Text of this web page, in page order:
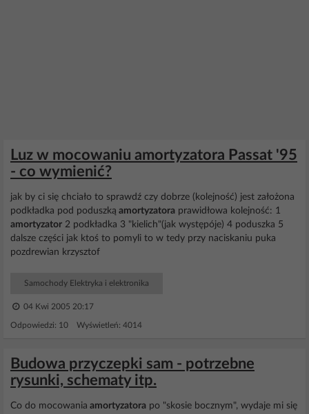
Luz w mocowaniu amortyzatora Passat '95
- co wymienić?
jak by ci się chciało to sprawdź czy dobrze (kolejność) jest założona
podkładka pod poduszką amortyzatora prawidłowa kolejność: 1
amortyzator 2 podkładka 3 "kielich"(jak występóje) 4 poduszka 5
dalsze części jak ktoś to pomyli to w tedy przy naciskaniu puka
pozdrewian krzysztof
Samochody Elektryka i elektronika
04 Kwi 2005 20:17
Odpowiedzi: 10 Wyświetleń: 4014
Budowa przyczepki sam - potrzebne
rysunki, schematy itp.
Co do mocowania amortyzatora po "skosie bocznym", wydaje mi się